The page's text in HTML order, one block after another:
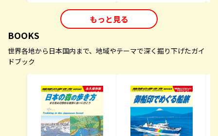
もっと見る
BOOKS
世界各地から日本国内まで、地域やテーマで深く掘り下げたガイ
ドブック